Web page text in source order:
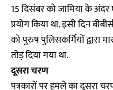
15 दिसंबर को जामिया के
प्रयोग किया था. इसी दिन
को पुरुष पुलिसकर्मियों द्वारा
तोड़ दिया गया था.
दूसरा चरण
पत्रकारों पर हमले का दूसरा